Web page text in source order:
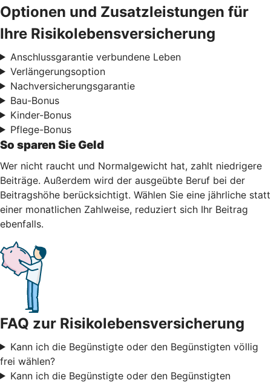
Optionen und Zusatzleistungen für
Ihre Risikolebensversicherung
Anschlussgarantie verbundene Leben
Verlängerungsoption
Nachversicherungsgarantie
Bau-Bonus
Kinder-Bonus
Pflege-Bonus
So sparen Sie Geld
Wer nicht raucht und Normalgewicht hat, zahlt niedrigere
Beiträge. Außerdem wird der ausgeübte Beruf bei der
Beitragshöhe berücksichtigt. Wählen Sie eine jährliche statt
einer monatlichen Zahlweise, reduziert sich Ihr Beitrag
ebenfalls.
FAQ zur Risikolebensversicherung
Kann ich die Begünstigte oder den Begünstigten völlig
frei wählen?
Kann ich die Begünstigte oder den Begünstigten